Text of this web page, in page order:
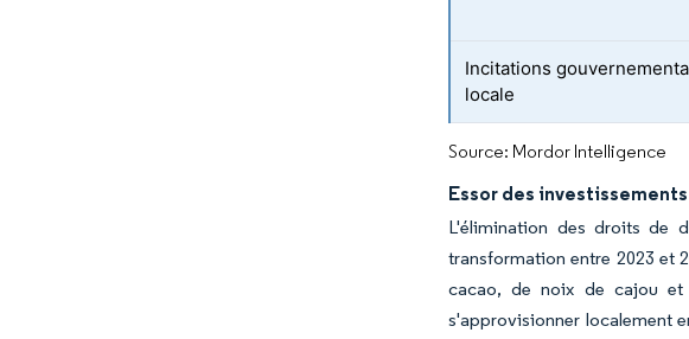
Incitations
locale
Source: Mordor Intelligence
Essor des
L'élimination des droits de
transformation entre 2023 et
cacao, de noix de cajou et
s'approvisionner localement